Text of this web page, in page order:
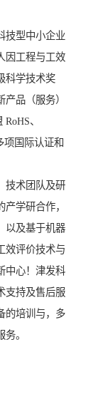
技型中小企业
因工程与工效
科学技术奖
品（服务）
、
项国际认证和
技术团队及研
学研合作，
以及基于机器
效评价技术与
中心！津发科
支持及售后服
的培训与，多
。